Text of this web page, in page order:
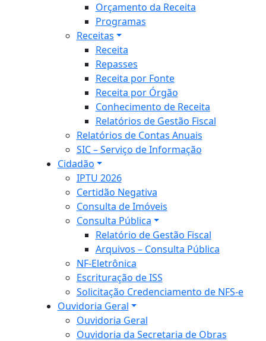
Orçamento da Receita
Programas
Receitas
Receita
Repasses
Receita por Fonte
Receita por Órgão
Conhecimento de Receita
Relatórios de Gestão Fiscal
Relatórios de Contas Anuais
SIC – Serviço de Informação
Cidadão
IPTU 2026
Certidão Negativa
Consulta de Imóveis
Consulta Pública
Relatório de Gestão Fiscal
Arquivos – Consulta Pública
NF-Eletrônica
Escrituração de ISS
Solicitação Credenciamento de NFS-e
Ouvidoria Geral
Ouvidoria Geral
Ouvidoria da Secretaria de Obras